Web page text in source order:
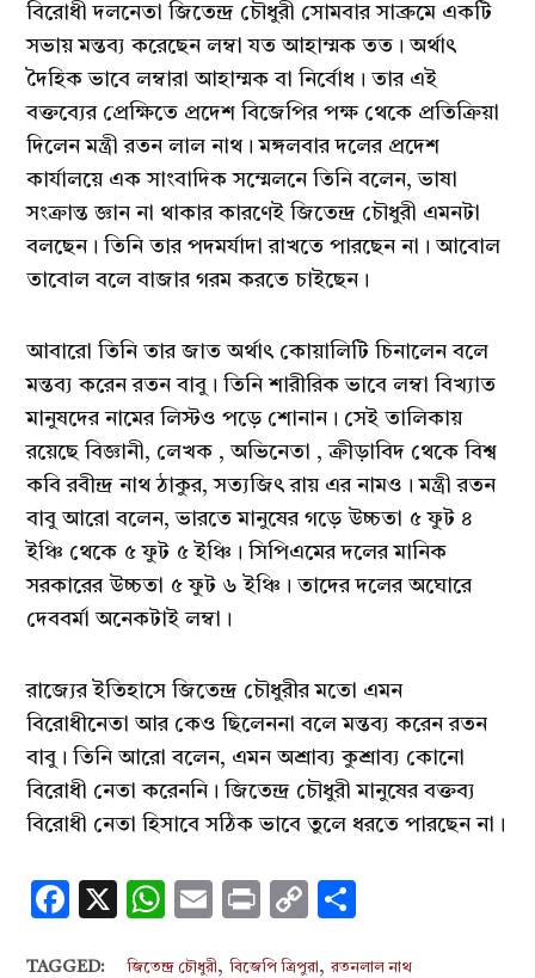
বিরোধী দলনেতা জিতেন্দ্র চৌধুরী সোমবার সাব্রুমে একটি
সভায় মন্তব্য করেছেন লম্বা যত আহাম্মক তত। অর্থাৎ
দৈহিক ভাবে লম্বারা আহাম্মক বা নির্বোধ। তার এই
বক্তব্যের প্রেক্ষিতে প্রদেশ বিজেপির পক্ষ থেকে প্রতিক্রিয়া
দিলেন মন্ত্রী রতন লাল নাথ। মঙ্গলবার দলের প্রদেশ
কার্যালয়ে এক সাংবাদিক সম্মেলনে তিনি বলেন, ভাষা
সংক্রান্ত জ্ঞান না থাকার কারণেই জিতেন্দ্র চৌধুরী এমনটা
বলছেন। তিনি তার পদমর্যাদা রাখতে পারছেন না। আবোল
তাবোল বলে বাজার গরম করতে চাইছেন।
আবারো তিনি তার জাত অর্থাৎ কোয়ালিটি চিনালেন বলে
মন্তব্য করেন রতন বাবু। তিনি শারীরিক ভাবে লম্বা বিখ্যাত
মানুষদের নামের লিস্টও পড়ে শোনান। সেই তালিকায়
রয়েছে বিজ্ঞানী, লেখক , অভিনেতা , ক্রীড়াবিদ থেকে বিশ্ব
কবি রবীন্দ্র নাথ ঠাকুর, সত্যজিৎ রায় এর নামও। মন্ত্রী রতন
বাবু আরো বলেন, ভারতে মানুষের গড়ে উচ্চতা ৫ ফুট ৪
ইঞ্চি থেকে ৫ ফুট ৫ ইঞ্চি। সিপিএমের দলের মানিক
সরকারের উচ্চতা ৫ ফুট ৬ ইঞ্চি। তাদের দলের অঘোরে
দেববর্মা অনেকটাই লম্বা।
রাজ্যের ইতিহাসে জিতেন্দ্র চৌধুরীর মতো এমন
বিরোধীনেতা আর কেও ছিলেননা বলে মন্তব্য করেন রতন
বাবু। তিনি আরো বলেন, এমন অশ্রাব্য কুশ্রাব্য কোনো
বিরোধী নেতা করেননি। জিতেন্দ্র চৌধুরী মানুষের বক্তব্য
বিরোধী নেতা হিসাবে সঠিক ভাবে তুলে ধরতে পারছেন না।
Facebook
X WhatsApp
EmailPrintCopy
TAGGED: জিতেন্দ্র চৌধুরী,বিজেপি ত্রিপুরা ,রতনলাল নাথ